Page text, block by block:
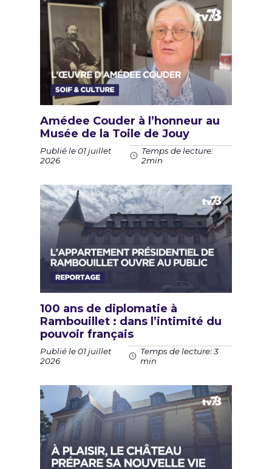
Amédee Couder à l’honneur au
Musée de la Toile de Jouy
Publié le 01 juillet
2026
Temps de lecture:
2min
100 ans de diplomatie à
Rambouillet : dans l’intimité du
pouvoir français
Publié le 01 juillet
2026
Temps de lecture: 3
min